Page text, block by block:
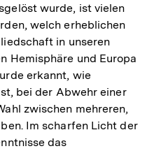
wurde, ist vielen
welch erheblichen
in unseren
Hemisphäre und Europa
erkannt, wie
bei der Abwehr einer
zwischen mehreren,
Im scharfen Licht der
das